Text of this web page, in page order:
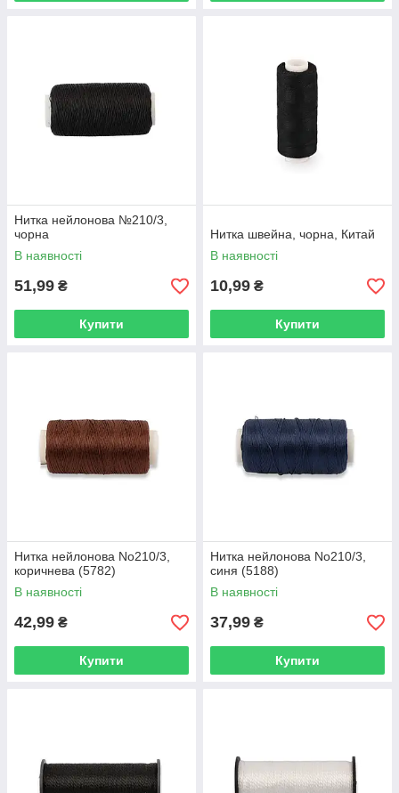
Нитка нейлонова №210/3,
чорна
В наявності
51,99 ₴
Купити
Нитка швейна, чорна, Китай
В наявності
10,99 ₴
Купити
Нитка нейлонова No210/3,
коричнева (5782)
В наявності
42,99 ₴
Купити
Нитка нейлонова No210/3,
синя (5188)
В наявності
37,99 ₴
Купити